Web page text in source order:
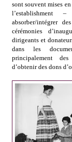
sont souvent mises
absorber/intégrer
cérémonies
dirigeants et
dans les
principalement
d’obtenir des dons